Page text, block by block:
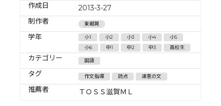
作成日
2013-3-27
制作者
東郷晃
学年 小1 小2 小3 小4
小5
小6
中1 中2 中3 高校生
カテゴリー 国語
タグ 作文指導 読点 達意の文
推薦者 ＴＯＳＳ滋賀ＭＬ